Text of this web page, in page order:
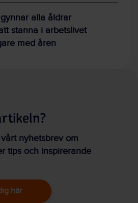
alla åldrar
stanna i arbetslivet
med åren
nyhetsbrev om
tips och inspirerande
här